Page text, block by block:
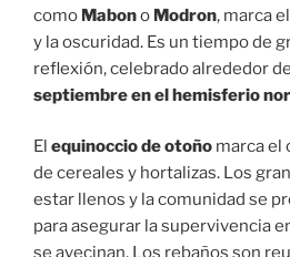
como Mabono Modron, marca
y la oscuridad. Es un tiempo de
reflexión, celebrado alrededor
septiembre en el hemisferio
El equinoccio de otoño marca el
de cereales y hortalizas. Los
estar llenos y la comunidad se
para asegurar la supervivencia
se avecinan. Los rebaños son